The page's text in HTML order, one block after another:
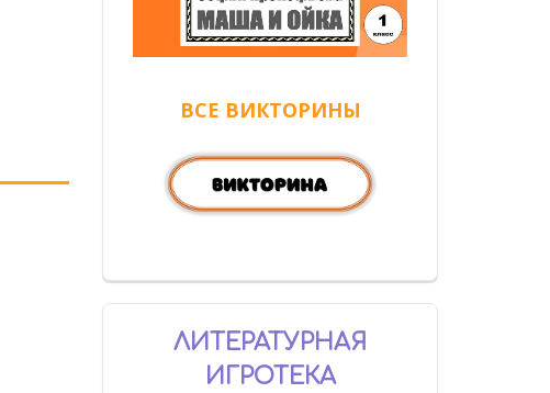
ВСЕ ВИКТОРИНЫ
ЛИТЕРАТУРНАЯ
ИГРОТЕКА